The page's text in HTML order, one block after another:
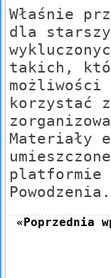
Właśnie
dla
takich,
korzystać
Materiały
platformie
Powodzenia.
«Poprzednia